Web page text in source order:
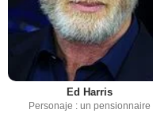
Ed Harris
Personaje : un pensionnaire